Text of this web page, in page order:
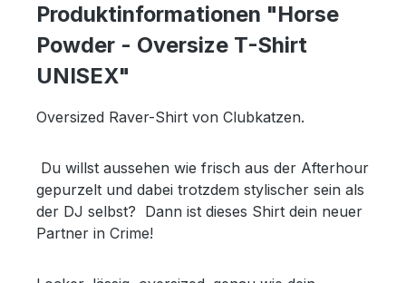
Produktinformationen "Horse
Powder - Oversize T-Shirt
UNISEX"
Oversized Raver-Shirt von Clubkatzen.
Du willst aussehen wie frisch aus der Afterhour
gepurzelt und dabei trotzdem stylischer sein als
der DJ selbst? Dann ist dieses Shirt dein neuer
Partner in Crime!